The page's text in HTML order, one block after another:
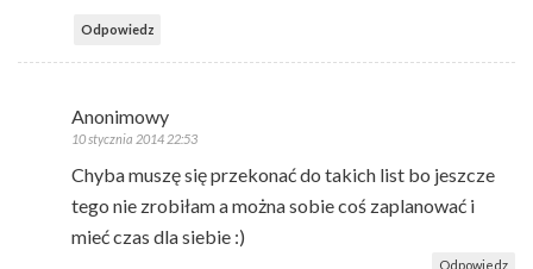
Odpowiedz
Anonimowy
10 stycznia 2014 22:53
Chyba muszę się przekonać do takich list bo jeszcze
tego nie zrobiłam a można sobie coś zaplanować i
mieć czas dla siebie :)
Odpowiedz